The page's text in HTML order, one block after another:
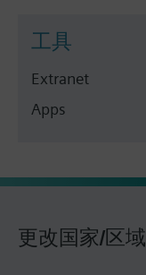
工具
Extranet
Apps
更改国家/区域